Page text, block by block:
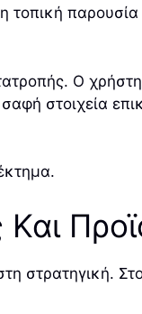
Ο
στοιχεία
στρατηγική.